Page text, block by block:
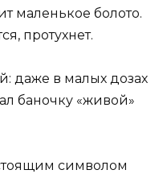
маленькое болото.
протухнет.
даже в малых дозах
баночку «живой»
символом